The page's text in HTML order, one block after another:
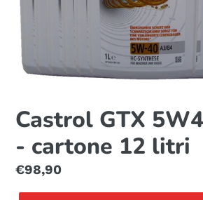
Castrol GTX
- cartone 12 litri
Prezzo
di
€98,90